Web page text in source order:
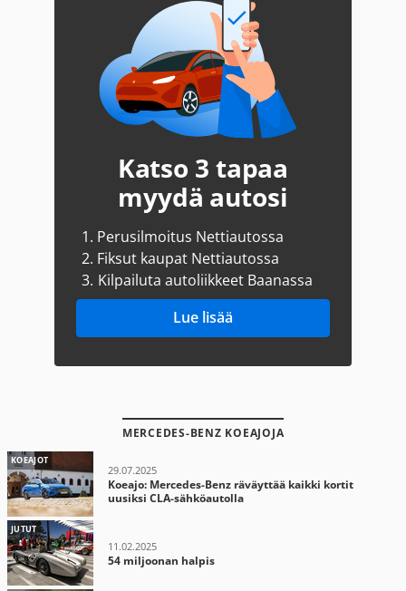
Katso 3 tapaa
myydä autosi
1. Perusilmoitus Nettiautossa
2. Fiksut kaupat Nettiautossa
3. Kilpailuta autoliikkeet Baanassa
Lue lisää
MERCEDES-BENZ KOEAJOJA
KOEAJOT
29.07.2025
Koeajo: Mercedes-Benz räväyttää kaikki kortit
uusiksi CLA-sähköautolla
JUTUT
11.02.2025
54 miljoonan halpis